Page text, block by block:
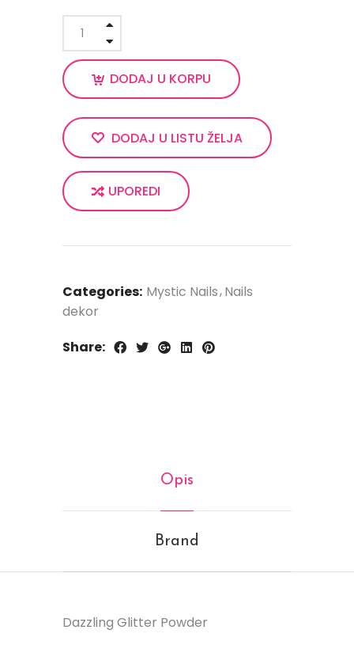
DODAJ U KORPU
DODAJ U LISTU ŽELJA
UPOREDI
Categories: Mystic Nails Nails
dekor
Share:
Opis
Brand
Dazzling Glitter Powder